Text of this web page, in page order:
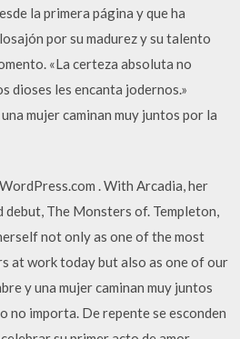
la primera página y que ha
por su madurez y su talento
«La certeza absoluta no
dioses les encanta jodernos.»
mujer caminan muy juntos por la
. With Arcadia, her
The Monsters of. Templeton,
not only as one of the most
at work today but also as one of our
y una mujer caminan muy juntos
no importa. De repente se esconden